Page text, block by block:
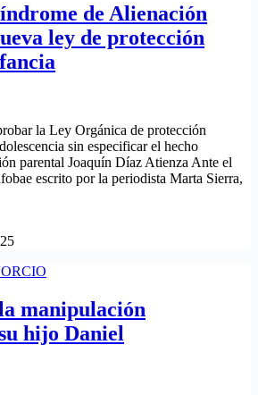
de Alienación
ley de protección
la Ley Orgánica de protección
sin especificar el hecho
parental Joaquín Díaz Atienza Ante el
escrito por la periodista Marta Sierra,
manipulación
hijo Daniel